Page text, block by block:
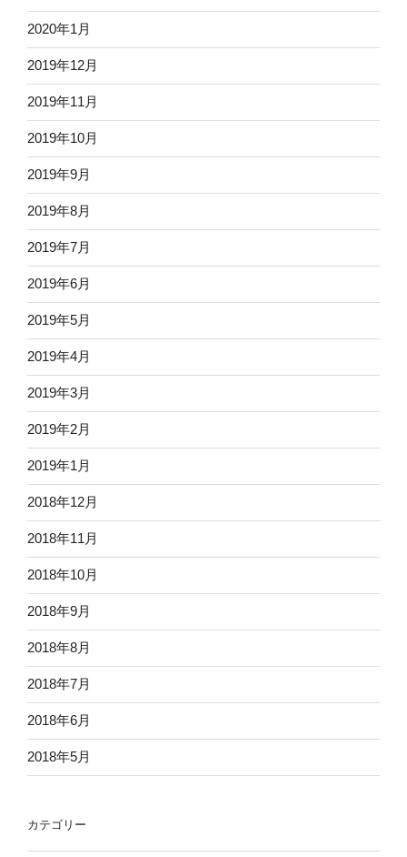
2020年1月
2019年12月
2019年11月
2019年10月
2019年9月
2019年8月
2019年7月
2019年6月
2019年5月
2019年4月
2019年3月
2019年2月
2019年1月
2018年12月
2018年11月
2018年10月
2018年9月
2018年8月
2018年7月
2018年6月
2018年5月
カテゴリー